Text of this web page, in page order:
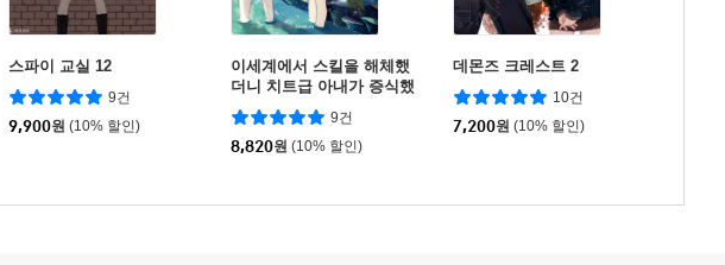
스파이 교실 12
9건
9,900원 (10% 할인)
이세계에서 스킬을 해체했
더니 치트급 아내가 증식했
습니다 10
9건
8,820원 (10% 할인)
데몬즈 크레스트 2
10건
7,200원 (10% 할인)